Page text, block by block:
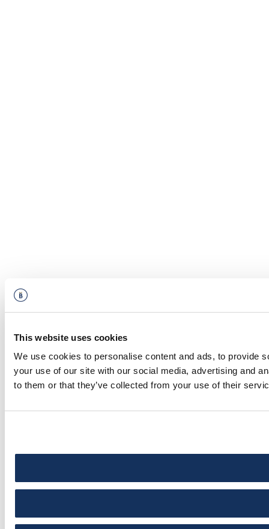
This website uses cookies
We use cookies to personalise content and ads, to provide
your use of our site with our social media, advertising and
to them or that they’ve collected from your use of their